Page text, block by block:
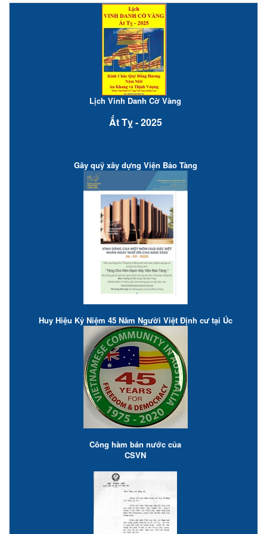
Lịch Vinh Danh Cờ Vàng
Ất Tỵ - 2025
Gây quỹ xây dựng Viện Bảo Tàng
Huy Hiệu Kỷ Niệm 45 Năm Người Việt Định cư tại Úc
Công hàm bán nước của
CSVN